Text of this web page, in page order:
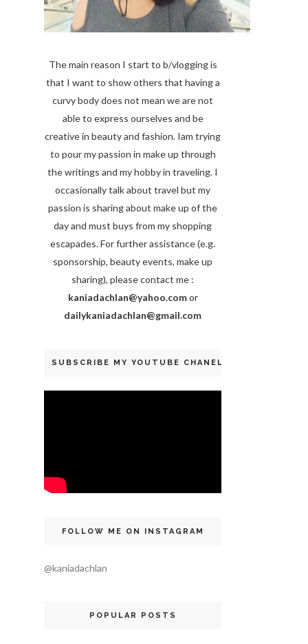
The main reason I start to b/vlogging is
that I want to show others that having a
curvy body does not mean we are not
able to express ourselves and be
creative in beauty and fashion. Iam trying
to pour my passion in make up through
the writings and my hobby in traveling. I
occasionally talk about travel but my
passion is sharing about make up of the
day and must buys from my shopping
escapades. For further assistance (e.g.
sponsorship, beauty events, make up
sharing), please contact me :
kaniadachlan@yahoo.comor
dailykaniadachlan@gmail.com
SUBSCRIBE MY YOUTUBE CHANEL
FOLLOW ME ON INSTAGRAM
@kaniadachlan
POPULAR POSTS